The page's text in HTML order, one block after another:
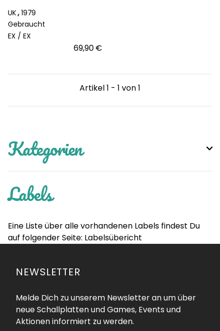
UK, 1979
Gebraucht
EX / EX
69,90 €
Artikel 1 - 1 von 1
Kategorien
Labels
Eine Liste über alle vorhandenen Labels findest Du
auf folgender Seite: Labelsübericht
NEWSLETTER
Melde Dich zu unserem Newsletter an um über
neue Schallplatten und Games, Events und
Aktionen informiert zu werden.